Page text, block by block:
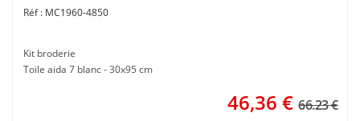
MC1960-4850
Kit broderie
Toile aida 7 blanc - 30x95 cm
46,36 € 66.23 €